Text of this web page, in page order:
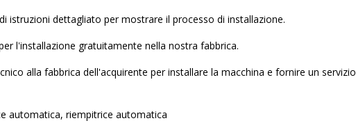
istruzioni dettagliato per mostrare il processo di installazione.
l'installazione gratuitamente nella nostra fabbrica.
alla fabbrica dell'acquirente per installare la macchina e fornire un servizio
automatica, riempitrice automatica